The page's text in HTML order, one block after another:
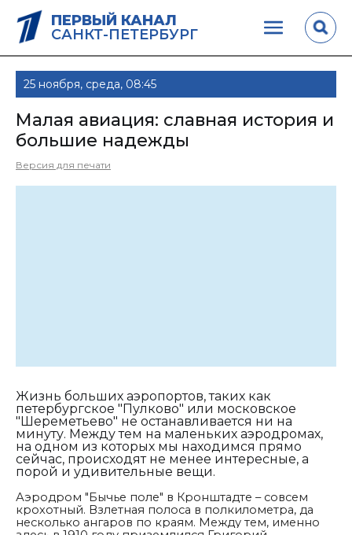
ПЕРВЫЙ КАНАЛ
САНКТ-ПЕТЕРБУРГ
25 ноября, среда, 08:45
Малая авиация: славная история и
большие надежды
Версия для печати
Жизнь больших аэропортов, таких как
петербургское "Пулково" или московское
"Шереметьево" не останавливается ни на
минуту. Между тем на маленьких аэродромах,
на одном из которых мы находимся прямо
сейчас, происходят не менее интересные, а
порой и удивительные вещи.
Аэродром "Бычье поле" в Кронштадте – совсем
крохотный. Взлетная полоса в полкилометра, да
несколько ангаров по краям. Между тем, именно